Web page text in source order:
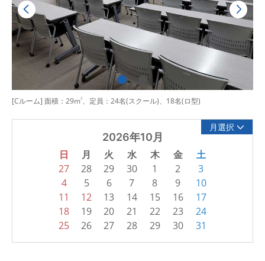
[Cルーム] 面積：29m2、定員：24名(スクール)、18名(ロ型)
月選択
2026年10月
日 月 火 水 木 金 土
27 28 29 30 1 2
3
4
5 6 7 8 9
10
11
12 13 14 15 16
17
18
19 20 21 22 23
24
25
26 27 28 29 30 31